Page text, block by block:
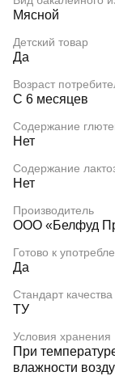
Мясной
Детский товар
Да
Возраст
С 6 месяцев
Содержание
Нет
Содержание
Нет
Производитель
ООО «Белфуд
Готово к
Да
Стандарт качества
ТУ
Условия хранения
При
влажности